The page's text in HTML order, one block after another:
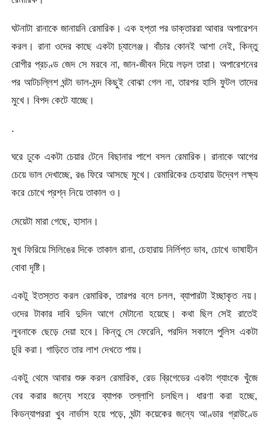
ঘটনাটা রানাকে জানায়নি রেমারিক। এক হপ্তা পর ডাক্তাররা আবার অপারেশন
করল। রানা ওদের কাছে একটা চ্যালেঞ্জ। বাঁচার কোনই আশা নেই, কিন্তু
রোগীর প্রচণ্ড জেদ সে মরবে না, জান-জীবন দিয়ে লড়ল তারা। অপারেশনের
পর আটচল্লিশ ঘন্টা ভাল-মন্দ কিছুই বোঝা গেল না, তারপর হাসি ফুটল তাদের
মুখে। বিপদ কেটে যাচ্ছে।
.
ঘরে ঢুকে একটা চেয়ার টেনে বিছানার পাশে বসল রেমারিক। রানাকে আগের
চেয়ে ভাল দেখাচ্ছে, রঙ ফিরে আসছে মুখে। রেমারিকের চেহারায় উদ্বেগ লক্ষ্য
করে চোখে প্রশ্ন নিয়ে তাকাল ও।
মেয়েটা মারা গেছে, হাসান।
মুখ ফিরিয়ে সিলিঙের দিকে তাকাল রানা, চেহারায় নির্লিপ্ত ভাব, চোখে ভাষাহীন
বোবা দৃষ্টি।
একটু ইতস্তত করল রেমারিক, তারপর বলে চলল, ব্যাপারটা ইচ্ছাকৃত নয়।
ওদের টাকার দাবি দুদিন আগে মেটানো হয়েছে। কথা ছিল সেই রাতেই
লুবনাকে ছেড়ে দেয়া হবে। কিন্তু সে ফেরেনি, পরদিন সকালে পুলিস একটা
চুরি করা। গাড়িতে তার লাশ দেখতে পায়।
একটু থেমে আবার শুরু করল রেমারিক, রেড ব্রিগেডের একটা গ্যাংকে খুঁজে
বের করার জন্যে শহরে ব্যাপক তল্লাশি চলছিল। ধারণা করা হচ্ছে,
কিডন্যাপররা খুব নার্ভাস হয়ে পড়ে, ঘন্টা কয়েকের জন্যে আণ্ডার গ্রাউণ্ডে